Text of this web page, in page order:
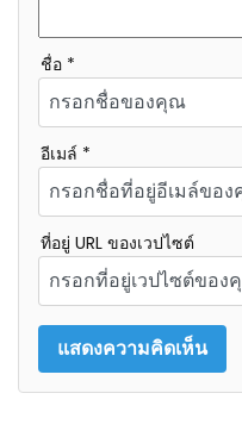
ชื่อ *
อีเมล์ *
ที่อยู่ URL ของเวปไซต์